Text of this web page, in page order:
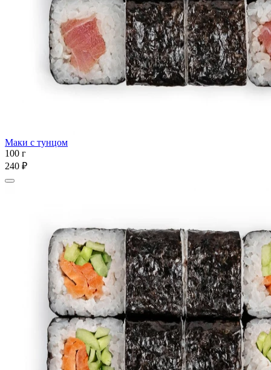
Маки с тунцом
100 г
240 ₽